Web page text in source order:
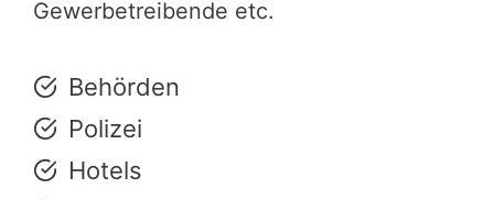
Gewerbetreibende etc.
Behörden
Polizei
Hotels